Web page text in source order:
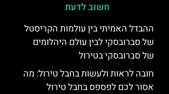
חשוב לדעת
ההבדל האמיתי בין עולמות הקריסטל
של סברובסקי לבין עולם היהלומים
של סברובסקי בטירול
חובה לראות ולעשות בחבל טירול: מה
אסור לכם לפספס בחבל טירול